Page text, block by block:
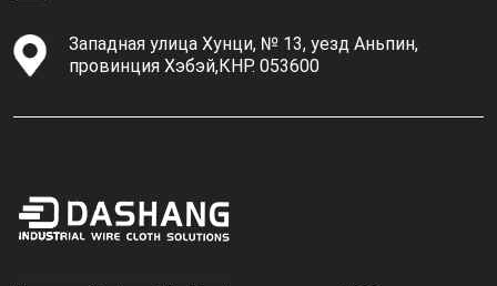
Западная улица Хунци, № 13, уезд Аньпин,
провинция Хэбэй,КНР. 053600